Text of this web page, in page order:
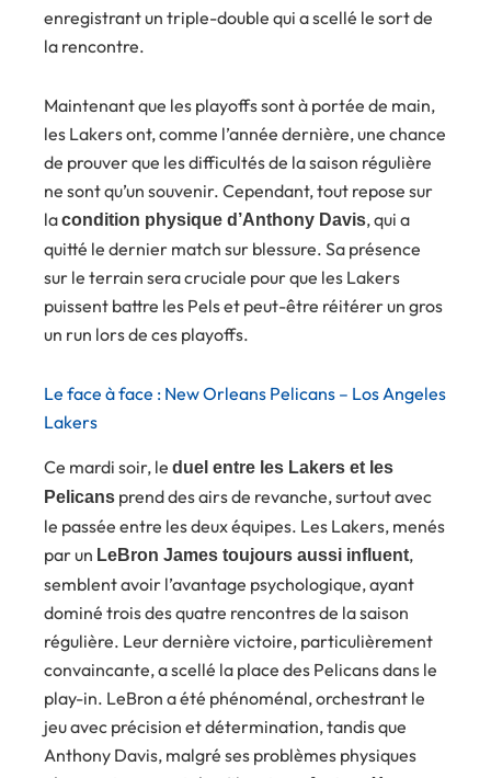
enregistrant un triple-double qui a scellé le sort de
la rencontre.
Maintenant que les playoffs sont à portée de main,
les Lakers ont, comme l’année dernière, une chance
de prouver que les difficultés de la saison régulière
ne sont qu’un souvenir. Cependant, tout repose sur
lacondition physique d’Anthony Davis, qui a
quitté le dernier match sur blessure. Sa présence
sur le terrain sera cruciale pour que les Lakers
puissent battre les Pels et peut-être réitérer un gros
un run lors de ces playoffs.
Le face à face : New Orleans Pelicans – Los Angeles
Lakers
Ce mardi soir, le duel entre les Lakers et les
Pelicans prend des airs de revanche, surtout avec
le passée entre les deux équipes. Les Lakers, menés
par un LeBron James toujours aussi influent,
semblent avoir l’avantage psychologique, ayant
dominé trois des quatre rencontres de la saison
régulière. Leur dernière victoire, particulièrement
convaincante, a scellé la place des Pelicans dans le
play-in. LeBron a été phénoménal, orchestrant le
jeu avec précision et détermination, tandis que
Anthony Davis, malgré ses problèmes physiques